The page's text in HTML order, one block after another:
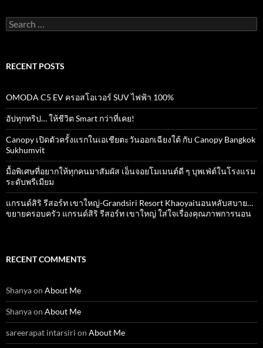
Search
for:
RECENT POSTS
OMODA C5 EV ครอสโอเวอร์ SUV ไฟฟ้า 100%
อัปทุกทริป… ให้ชีวิต Smart กว่าที่เคย!
Canopy เปิดตัวครั้งแรกในเอเชียตะวันออกเฉียงใต้ กับ Canopy Bangkok
Sukhumvit
มื้อพิเศษที่อยากให้ทุกคนมาสัมผัส เอ็นจอยโมเมนต์ดี ๆ บุพเฟ่ต์ในโรงแรม
ระดับพรีเมียม
แกรนด์สิริ​ รีสอร์ท​ เขาใหญ่​-Grandsiri​ Resort​ Khaoyaiนอนหลับสบาย…
ขยายครอบครัว แกรนด์สิริ รีสอร์ท เขาใหญ่ ใส่ใจเรื่องคุณภาพการนอน
RECENT COMMENTS
Shanyaon About Me
Shanyaon About Me
sareerapat intarsiri on About Me